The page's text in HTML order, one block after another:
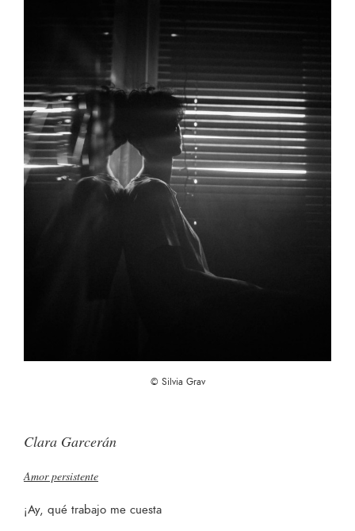
© Silvia Grav
Clara Garcerán
Amor persistente
¡Ay, qué trabajo me cuesta